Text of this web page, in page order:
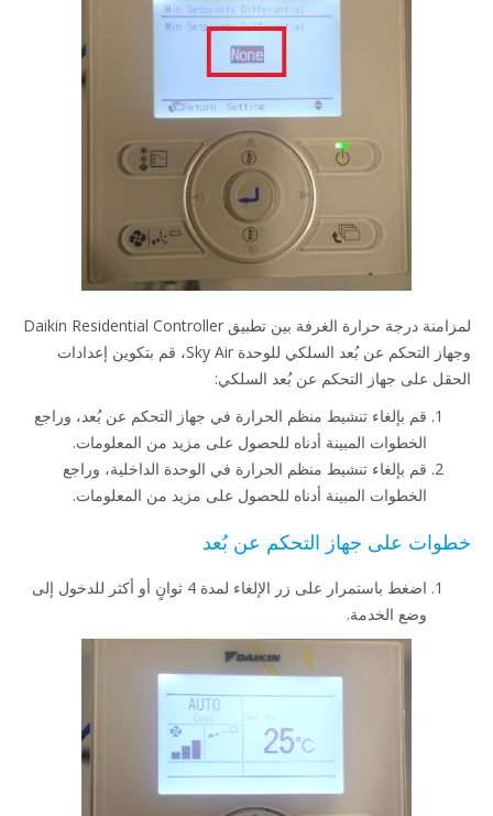
لمزامنة درجة حرارة الغرفة بين تطبيق Daikin Residential Controller
وجهاز التحكم عن بُعد السلكي للوحدة Sky Air، قم بتكوين إعدادات
الحقل على جهاز التحكم عن بُعد السلكي:
قم بإلغاء تنشيط منظم الحرارة في جهاز التحكم عن بُعد، وراجع
الخطوات المبينة أدناه للحصول على مزيد من المعلومات.
قم بإلغاء تنشيط منظم الحرارة في الوحدة الداخلية، وراجع
الخطوات المبينة أدناه للحصول على مزيد من المعلومات.​
خطوات على جهاز التحكم عن بُعد
اضغط باستمرار على زر الإلغاء لمدة 4 ثوانٍ أو أكثر للدخول إلى
وضع الخدمة.